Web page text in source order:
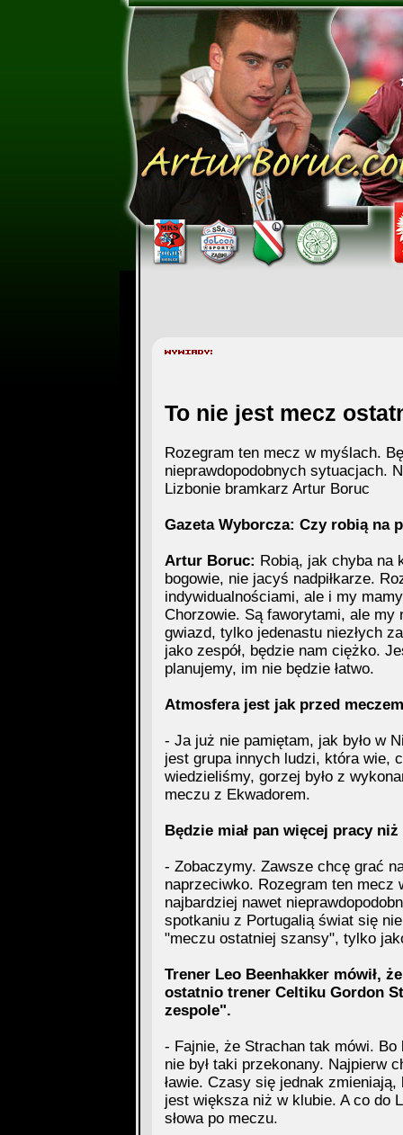
To nie jest mecz
Rozegram ten mecz w myślach.
nieprawdopodobnych sytuacjach.
Lizbonie bramkarz Artur Boruc
Gazeta Wyborcza: Czy robią na
Artur Boruc: Robią, jak chyba na
bogowie, nie jacyś nadpiłkarze.
indywidualnościami, ale i my
Chorzowie. Są faworytami, ale
gwiazd, tylko jedenastu niezłych
jako zespół, będzie nam ciężko.
planujemy, im nie będzie łatwo.
Atmosfera jest jak przed
- Ja już nie pamiętam, jak było w
jest grupa innych ludzi, która wie,
wiedzieliśmy, gorzej było z
meczu z Ekwadorem.
Będzie miał pan więcej pracy
- Zobaczymy. Zawsze chcę grać
naprzeciwko. Rozegram ten mecz
najbardziej nawet
spotkaniu z Portugalią świat się
"meczu ostatniej szansy", tylko
Trener Leo Beenhakker mówił,
ostatnio trener Celtiku Gordon
zespole".
- Fajnie, że Strachan tak mówi. Bo
nie był taki przekonany. Najpierw
ławie. Czasy się jednak
jest większa niż w klubie. A co do
słowa po meczu.